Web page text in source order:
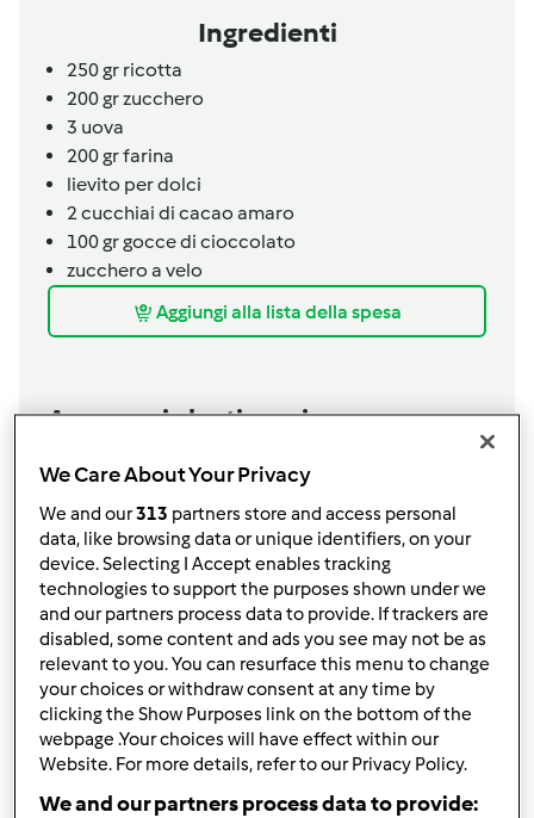
Ingredienti
250 gr ricotta
200 gr zucchero
3 uova
200 gr farina
lievito per dolci
2cucchiai di cacao amaro
100 gr gocce di cioccolato
zucchero a velo
Aggiungi alla lista della spesa
Accessori che ti serviranno
acquista
Boccale Completo TM6
acquista
Condividi le tue attività
We Care About Your Privacy
We and our313 partners store and access personal
data, like browsing data or unique identifiers, on your
device. Selecting I Accept enables tracking
technologies to support the purposes shown under we
and our partners process data to provide. If trackers are
disabled, some content and ads you see may not be as
relevant to you. You can resurface this menu to change
your choices or withdraw consent at any time by
clicking the Show Purposes link on the bottom of the
webpage .Your choices will have effect within our
Website. For more details, refer to our Privacy Policy.
We and our partners process data to provide: